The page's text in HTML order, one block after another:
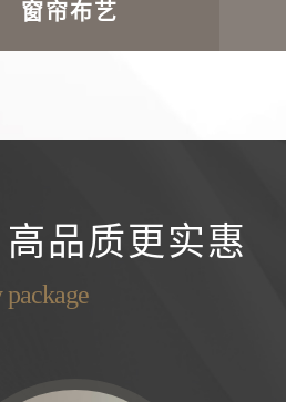
窗帘布艺
品质更实惠